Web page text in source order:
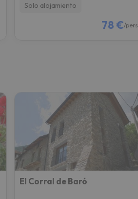
Solo alojamiento
78 €/pers.
El Corral de Baró